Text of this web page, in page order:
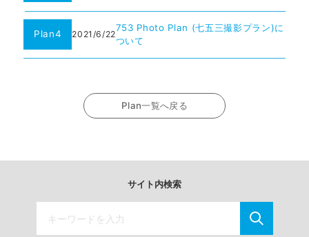
Plan4 2021/6/22
753 Photo Plan (七五三撮影プラン)に
ついて
Plan一覧へ戻る
サイト内検索